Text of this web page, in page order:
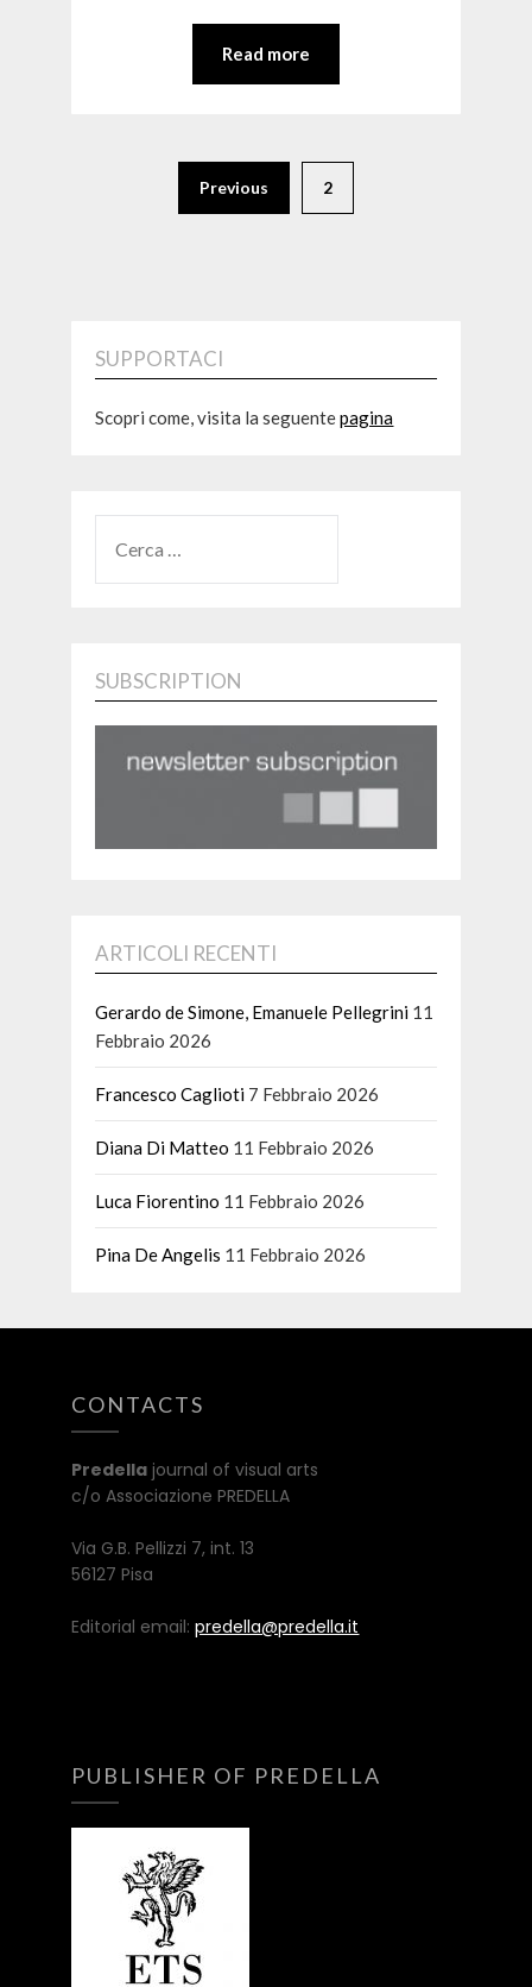
Read more
Previous 2
SUPPORTACI
Scopri come, visita la seguentepagina
PER:
SUBSCRIPTION
ARTICOLI RECENTI
Gerardo de Simone, Emanuele Pellegrini 11
Febbraio 2026
Francesco Caglioti 7 Febbraio 2026
Diana Di Matteo 11 Febbraio 2026
Luca Fiorentino 11 Febbraio 2026
Pina De Angelis 11 Febbraio 2026
CONTACTS
Predella journal of visual arts
c/o Associazione PREDELLA
Via G.B. Pellizzi 7, int. 13
56127 Pisa
Editorial email:predella@predella.it
PUBLISHER OF PREDELLA